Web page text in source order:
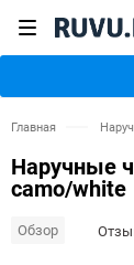
Главная
Наручные
camo/white
Обзор